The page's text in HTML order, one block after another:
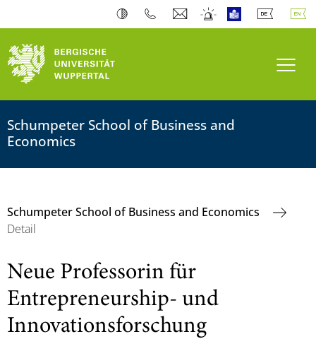
Schumpeter School of Business and
Economics
Schumpeter School of Business and Economics
Detail
Neue Professorin für
Entrepreneurship- und
Innovationsforschung